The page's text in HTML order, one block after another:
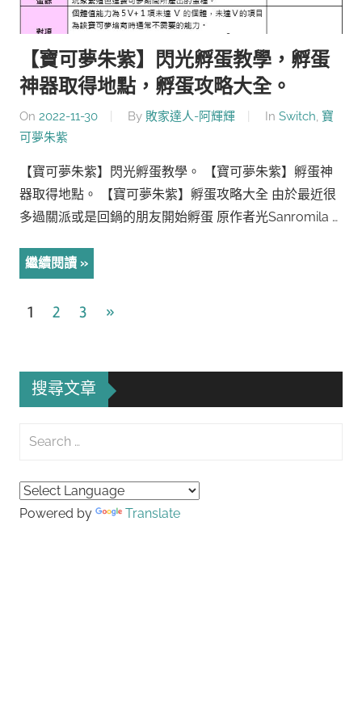
【寶可夢朱紫】閃光孵蛋教學，孵蛋
神器取得地點，孵蛋攻略大全。
On 2022-11-30 By 敗家達人-阿輝輝 In Switch, 寶
可夢朱紫
【寶可夢朱紫】閃光孵蛋教學。 【寶可夢朱紫】孵蛋神
器取得地點。 【寶可夢朱紫】孵蛋攻略大全 由於最近很
多過關派或是回鍋的朋友開始孵蛋 原作者光Sanromila …
繼續閱讀
文
導
覽
1 2 3
Next
»
搜尋文章
Search
Powered by Translate